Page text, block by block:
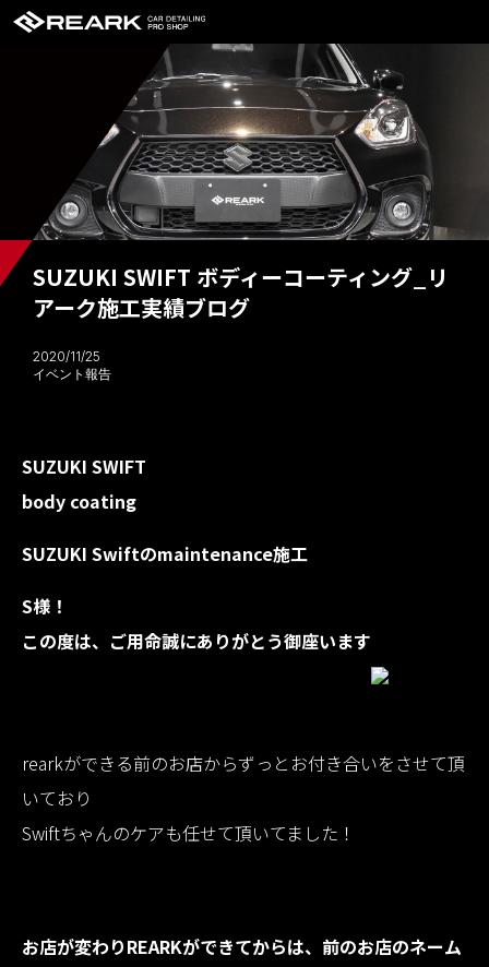
SUZUKI SWIFT ボディーコーティング_リ
アーク施工実績ブログ
2020/11/25
イベント報告
SUZUKI SWIFT
body coating
SUZUKI Swiftのmaintenance施工
S様！
この度は、ご用命誠にありがとう御座います
rearkができる前のお店からずっとお付き合いをさせて頂
いており
Swiftちゃんのケアも任せて頂いてました！
お店が変わりREARKができてからは、前のお店のネーム